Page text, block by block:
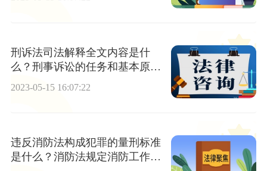
刑诉法司法解释全文内容是什
么？刑事诉讼的任务和基本原则
2023-05-15 16:07:22
违反消防法构成犯罪的量刑标准
是什么？消防法规定消防工作的